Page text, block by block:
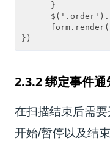
}
})
2.3.2绑定事件通
在扫描结束后需
开始/暂停以及结